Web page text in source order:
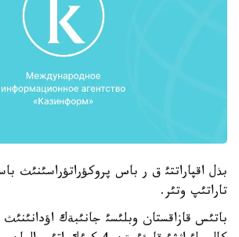
بذل اقپاراتتئ ق ر باس پروكؤراتؤراسئنئث
تاراتئپ وتئر.